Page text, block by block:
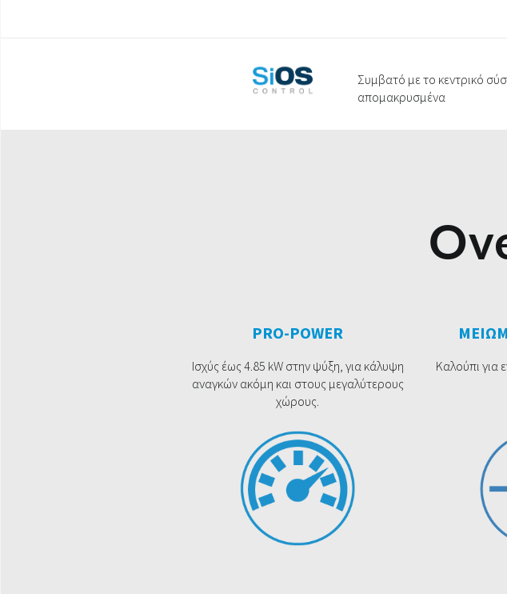
Συμβατό με το κεντρικό
απομακρυσμένα
PRO-POWER
Ισχύς έως 4.85 kW στην ψύξη, για κάλυψη
αναγκών ακόμη και στους μεγαλύτερους
χώρους.
Καλούπι για